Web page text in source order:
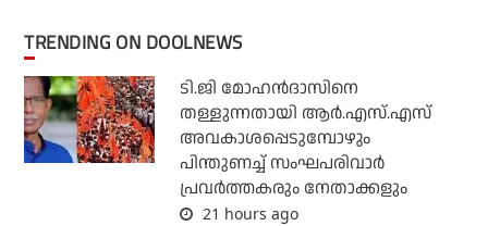
TRENDING ON DOOLNEWS
ടി.ജി മോഹന്‍ദാസിനെ
തള്ളുന്നതായി ആര്‍.എസ്.എസ്
അവകാശപ്പെടുമ്പോഴും
പിന്തുണച്ച് സംഘപരിവാര്‍
പ്രവര്‍ത്തകരും നേതാക്കളും
21 hours ago